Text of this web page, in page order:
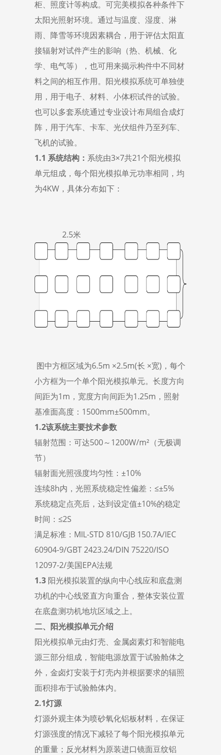
柜、照度计等构成。可完美模拟各种条件下
太阳光照射环境。通过与温度、湿度、淋
雨、降雪等环境因素耦合，用于评估太阳直
接辐射对试件产生的影响（热、机械、化
学、电气等），也可用来揭示构件中不同材
料之间的相互作用。阳光模拟系统可单独使
用，用于电子、材料、小体积试件的试验。
也可以多套系统通过专业设计布局组合成灯
阵，用于汽车、卡车、光伏组件乃至列车、
飞机的试验。
1.1 系统结构： 系统由3×7共21个阳光模拟
单元组成，每个阳光模拟单元功率相同，均
为4KW，具体分布如下：
2.5米
图中方框区域为6.5m ×2.5m(长 ×宽)，每个
小方框为一个单个阳光模拟单元。长度方向
间距为1m，宽度方向间距为1.25m，照射
基准面高度：1500mm±500mm。
1.2该系统主要技术参数
辐射范围：可达500～1200W/m²（无极调
节）
辐射面光照强度均匀性：±10%
连续8h内，光照系统稳定性偏差：≤±5%
系统稳定点亮后，达到设定值±10%的稳定
时间：≤2S
满足标准：MIL-STD 810/GJB 150.7A/IEC
60904-9/GBT 2423.24/DIN 75220/ISO
12097-2/美国EPA法规
1.3 阳光模拟装置的纵向中心线应和底盘测
功机的中心线竖直方向重合，整体安装位置
在底盘测功机地坑区域之上。
二、阳光模拟单元介绍
阳光模拟单元由灯壳、金属卤素灯和智能电
源三部分组成，智能电源放置于试验舱体之
外，金卤灯安装于灯壳内并根据要求的辐照
面积排布于试验舱体内。
2.1灯源
灯源外观主体为喷砂氧化铝板材料，在保证
灯源强度的情况下减轻了每个阳光模拟单元
的重量；反光材料为原装进口镜面豆纹铝